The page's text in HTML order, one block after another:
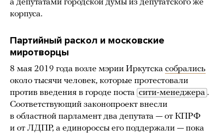
а депутатами городской думы из депутатского же
корпуса.
Партийный раскол и московские
миротворцы
8 мая 2019 года возле мэрии Иркутска собрались
около тысячи человек, которые протестовали
против введения в городе поста сити-менеджера .
Соответствующий законопроект внесли
в областной парламент два депутата — от КПРФ
и от ЛДПР, а единороссы его поддержали — пока